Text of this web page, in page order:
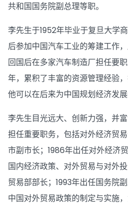
共和国国务院副总理等职。
李先生于1952年毕业于复旦大学
后参加中国汽车工业的筹建工作
回国后在多家汽车制造厂担任要
年，累积了丰富的资源管理经验
他可以在后来为中国规划经济发展
李先生目光远大、创新力强，并
担任重要职务，包括对外经济贸
市副市长；1986年出任对外经济
国内经济政策、对外贸易与对外
贸易部部长；1993年出任国务院
中国对外贸易政策的制定与实施